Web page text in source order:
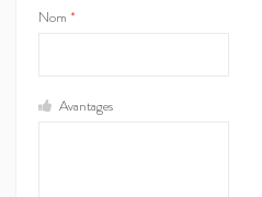
Nom *
Avantages